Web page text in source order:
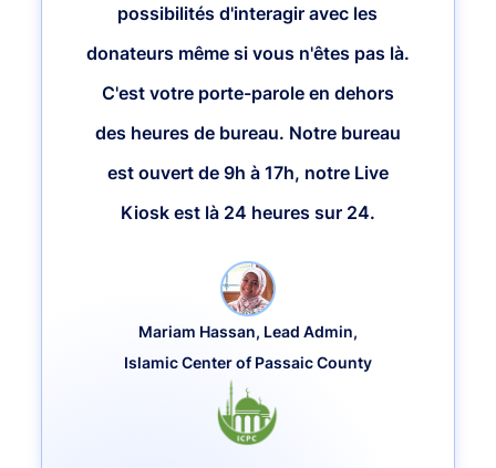
possibilités d'interagir avec les
donateurs même si vous n'êtes pas là.
C'est votre porte-parole en dehors
des heures de bureau. Notre bureau
est ouvert de 9h à 17h, notre Live
Kiosk est là 24 heures sur 24.
Mariam Hassan, Lead Admin,
Islamic Center of Passaic County